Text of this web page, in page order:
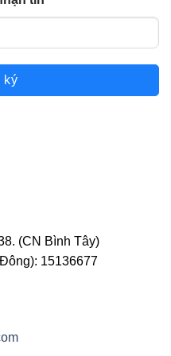
ký
(CN Bình Tây)
15136677